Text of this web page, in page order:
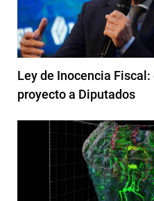
Ley de Inocencia Fiscal:
proyecto a Diputados